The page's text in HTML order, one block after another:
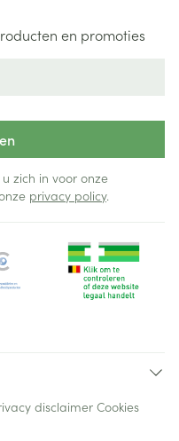
en promoties
zich in voor onze
privacy policy.
disclaimer Cookies